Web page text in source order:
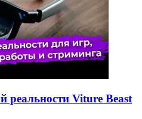
реальности Viture Beast